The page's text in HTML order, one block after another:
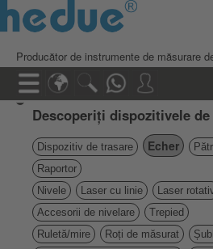
Producător de instrumente de măsurare
Descoperiți dispozitivele
Dispozitiv de trasare Echer
Raportor
Nivele
Laser cu linie Laser
Accesorii de nivelare
Trepied
Ruletă/mire
Roți de măsurat